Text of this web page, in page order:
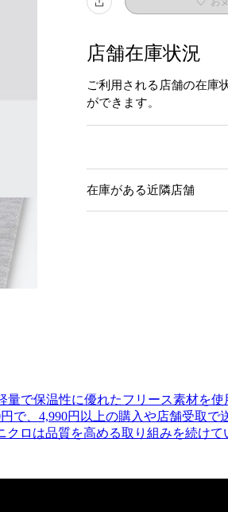
で保温性に優れたフリース素材を
、4,990円以上の購入や店舗受取
ロは品質を高める取り組みを続けて